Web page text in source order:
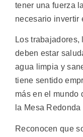
tener una fuerza
necesario invertir
Los
deben estar
agua limpia y
tiene sentido
más en el mundo
la Mesa
Reconocen que